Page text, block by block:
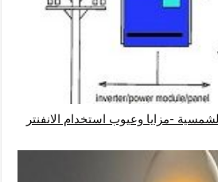
-مزايا وعيوب استخدام الانفنتر